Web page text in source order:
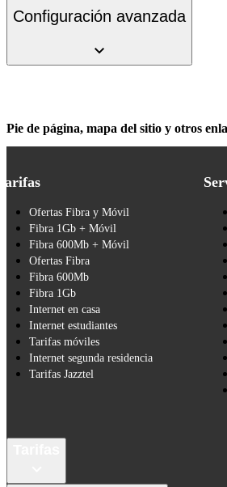
Configuración avanzada
Pie de página, mapa del sitio y otros
Ofertas Fibra y Móvil
Fibra 1Gb + Móvil
Fibra 600Mb + Móvil
Ofertas Fibra
Fibra 600Mb
Fibra 1Gb
Internet en casa
Internet estudiantes
Tarifas móviles
Internet segunda residencia
Tarifas Jazztel